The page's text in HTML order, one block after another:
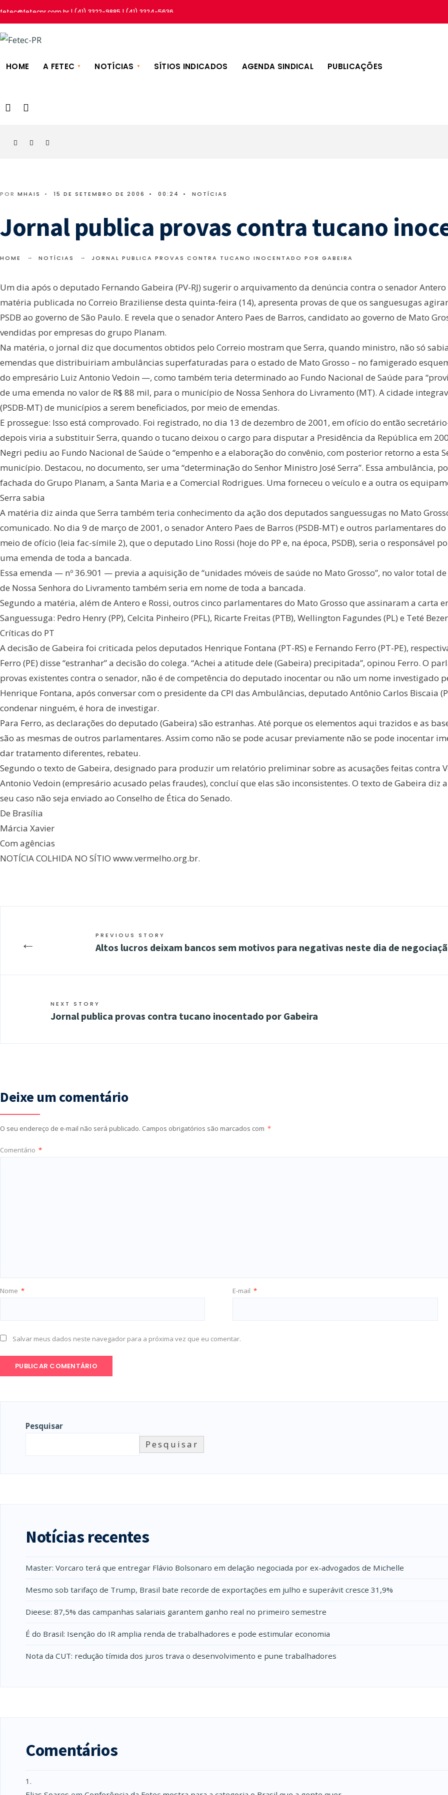
fetec@fetecpr.com.br | (41) 3322-9885 | (41) 3324-5636
HOME A FETEC NOTÍCIAS SÍTIOS INDICADOS AGENDA SINDICAL PUBLICAÇÕES
POR MHAIS • 15 DE SETEMBRO DE 2006 • 00:24 • NOTÍCIAS
Jornal publica provas contra tucano
HOME NOTÍCIAS JORNAL PUBLICA PROVAS CONTRA TUCANO INOCENTADO POR GABEIRA
Um dia após o deputado Fernando Gabeira (PV-RJ) sugerir o arquivamento da denúncia contra o senador Antero
matéria publicada no Correio Braziliense desta quinta-feira (14), apresenta provas de que os sanguesugas
PSDB ao governo de São Paulo. E revela que o senador Antero Paes de Barros, candidato ao governo de Mato
vendidas por empresas do grupo Planam.
Na matéria, o jornal diz que documentos obtidos pelo Correio mostram que Serra, quando ministro, não só
emendas que distribuiriam ambulâncias superfaturadas para o estado de Mato Grosso – no famigerado
do empresário Luiz Antonio Vedoin —, como também teria determinado ao Fundo Nacional de Saúde para
de uma emenda no valor de R$ 88 mil, para o município de Nossa Senhora do Livramento (MT). A cidade
(PSDB-MT) de municípios a serem beneficiados, por meio de emendas.
E prossegue: Isso está comprovado. Foi registrado, no dia 13 de dezembro de 2001, em ofício do então
depois viria a substituir Serra, quando o tucano deixou o cargo para disputar a Presidência da República em
Negri pediu ao Fundo Nacional de Saúde o “empenho e a elaboração do convênio, com posterior retorno a esta
município. Destacou, no documento, ser uma “determinação do Senhor Ministro José Serra”. Essa ambulância,
fachada do Grupo Planam, a Santa Maria e a Comercial Rodrigues. Uma forneceu o veículo e a outra os
Serra sabia
A matéria diz ainda que Serra também teria conhecimento da ação dos deputados sanguessugas no Mato
comunicado. No dia 9 de março de 2001, o senador Antero Paes de Barros (PSDB-MT) e outros parlamentares
meio de ofício (leia fac-símile 2), que o deputado Lino Rossi (hoje do PP e, na época, PSDB), seria o responsável
uma emenda de toda a bancada.
Essa emenda — nº 36.901 — previa a aquisição de “unidades móveis de saúde no Mato Grosso”, no valor total
de Nossa Senhora do Livramento também seria em nome de toda a bancada.
Segundo a matéria, além de Antero e Rossi, outros cinco parlamentares do Mato Grosso que assinaram a carta
Sanguessuga: Pedro Henry (PP), Celcita Pinheiro (PFL), Ricarte Freitas (PTB), Wellington Fagundes (PL) e Teté
Críticas do PT
A decisão de Gabeira foi criticada pelos deputados Henrique Fontana (PT-RS) e Fernando Ferro (PT-PE),
Ferro (PE) disse “estranhar” a decisão do colega. “Achei a atitude dele (Gabeira) precipitada”, opinou Ferro. O
provas existentes contra o senador, não é de competência do deputado inocentar ou não um nome investigado
Henrique Fontana, após conversar com o presidente da CPI das Ambulâncias, deputado Antônio Carlos Biscaia
condenar ninguém, é hora de investigar.
Para Ferro, as declarações do deputado (Gabeira) são estranhas. Até porque os elementos aqui trazidos e as
são as mesmas de outros parlamentares. Assim como não se pode acusar previamente não se pode inocentar
dar tratamento diferentes, rebateu.
Segundo o texto de Gabeira, designado para produzir um relatório preliminar sobre as acusações feitas contra
Antonio Vedoin (empresário acusado pelas fraudes), concluí que elas são inconsistentes. O texto de Gabeira
seu caso não seja enviado ao Conselho de Ética do Senado.
De Brasília
Márcia Xavier
Com agências
NOTÍCIA COLHIDA NO SÍTIO www.vermelho.org.br.
← PREVIOUS STORY
Altos lucros deixam bancos sem motivos para negativas neste dia de
NEXT STORY
Jornal publica provas contra tucano inocentado por Gabeira
Deixe um comentário
O seu endereço de e-mail não será publicado. Campos obrigatórios são marcados com *
Comentário *
Nome * E-mail *
Salvar meus dados neste navegador para a próxima vez que eu comentar.
Pesquisar
Pesquisar
Notícias recentes
Master: Vorcaro terá que entregar Flávio Bolsonaro em delação negociada por ex-advogados de Michelle
Mesmo sob tarifaço de Trump, Brasil bate recorde de exportações em julho e superávit cresce 31,9%
Dieese: 87,5% das campanhas salariais garantem ganho real no primeiro semestre
É do Brasil: Isenção do IR amplia renda de trabalhadores e pode estimular economia
Nota da CUT: redução tímida dos juros trava o desenvolvimento e pune trabalhadores
Comentários